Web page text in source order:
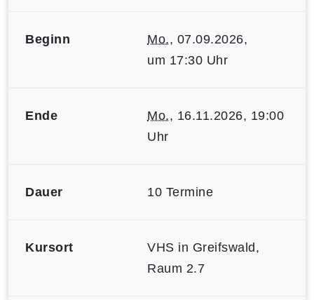
Beginn Mo., 07.09.2026,
um 17:30 Uhr
Ende Mo., 16.11.2026, 19:00
Uhr
Dauer 10 Termine
Kursort
VHS in Greifswald,
Raum 2.7